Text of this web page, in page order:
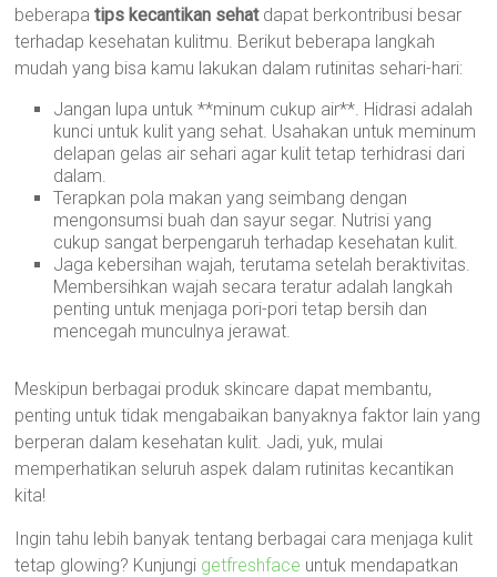
beberapatips kecantikan sehatdapat berkontribusi besar
terhadap kesehatan kulitmu. Berikut beberapa langkah
mudah yang bisa kamu lakukan dalam rutinitas sehari-hari:
Jangan lupa untuk **minum cukup air**. Hidrasi adalah
kunci untuk kulit yang sehat. Usahakan untuk meminum
delapan gelas air sehari agar kulit tetap terhidrasi dari
dalam.
Terapkan pola makan yang seimbang dengan
mengonsumsi buah dan sayur segar. Nutrisi yang
cukup sangat berpengaruh terhadap kesehatan kulit.
Jaga kebersihan wajah, terutama setelah beraktivitas.
Membersihkan wajah secara teratur adalah langkah
penting untuk menjaga pori-pori tetap bersih dan
mencegah munculnya jerawat.
Meskipun berbagai produk skincare dapat membantu,
penting untuk tidak mengabaikan banyaknya faktor lain yang
berperan dalam kesehatan kulit. Jadi, yuk, mulai
memperhatikan seluruh aspek dalam rutinitas kecantikan
kita!
Ingin tahu lebih banyak tentang berbagai cara menjaga kulit
tetap glowing? Kunjungi getfreshface untuk mendapatkan